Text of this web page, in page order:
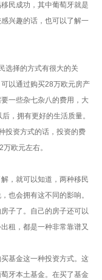
民成功，其中葡萄牙就是
兴趣的话，也可以了解一
择的方式有很大的关
以通过购买28万欧元房产
一些杂七杂八的费用，大
，拥有更好的生活质量。
资方式的话，投资的费
欧元左右。
，就可以知道，两种移民
也会拥有这不同的影响。
子了。自己的房子还可以
租，都是一种非常靠谱又
基金这一种投资方式。这
牙本土基金。在买了基金